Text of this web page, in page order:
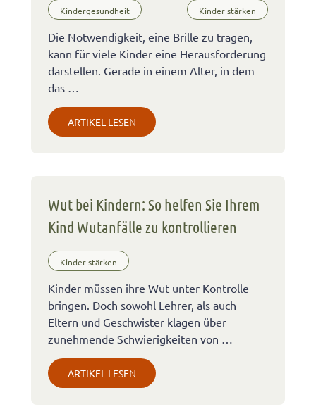
Kindergesundheit Kinder stärken
Die Notwendigkeit, eine Brille zu tragen,
kann für viele Kinder eine Herausforderung
darstellen. Gerade in einem Alter, in dem
das …
ARTIKEL LESEN
Wut bei Kindern: So helfen Sie Ihrem
Kind Wutanfälle zu kontrollieren
Kinder stärken
Kinder müssen ihre Wut unter Kontrolle
bringen. Doch sowohl Lehrer, als auch
Eltern und Geschwister klagen über
zunehmende Schwierigkeiten von …
ARTIKEL LESEN